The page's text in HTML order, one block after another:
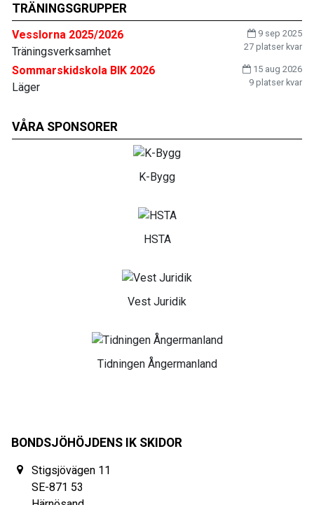
TRÄNINGSGRUPPER
Vesslorna 2025/2026
9 sep 2025
27 platser kvar
Träningsverksamhet
Sommarskidskola BIK 2026
15 aug 2026
9 platser kvar
Läger
VÅRA SPONSORER
K-Bygg
HSTA
Vest Juridik
Tidningen Ångermanland
BONDSJÖHÖJDENS IK SKIDOR
Stigsjövägen 11
SE-871 53